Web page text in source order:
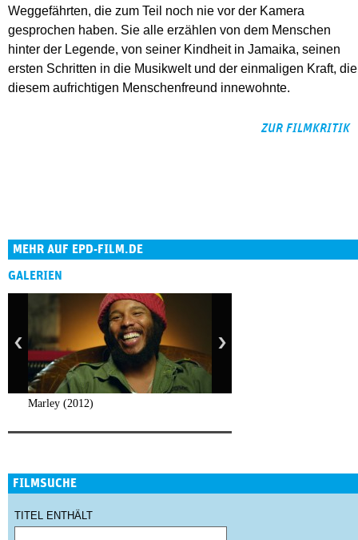
Weggefährten, die zum Teil noch nie vor der Kamera
gesprochen haben. Sie alle erzählen von dem Menschen
hinter der Legende, von seiner Kindheit in Jamaika, seinen
ersten Schritten in die Musikwelt und der einmaligen Kraft, die
diesem aufrichtigen Menschenfreund innewohnte.
ZUR FILMKRITIK
MEHR AUF EPD-FILM.DE
GALERIEN
Marley (2012)
FILMSUCHE
TITEL ENTHÄLT